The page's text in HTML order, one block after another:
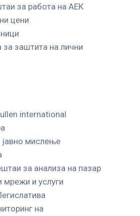
за работа на АЕК
цени
заштита на лични
international
мислење
за анализа на пазар
мрежи и услуги
на